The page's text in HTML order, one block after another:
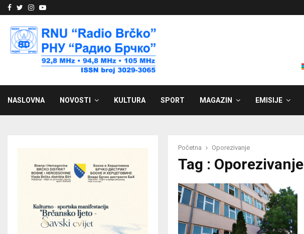
Facebook
Twitter
Instagram
Youtube
NASLOVNA NOVOSTI KULTURA SPORT MAGAZIN EMISIJE
Početna Oporezivanje
Tag : Oporezivanje